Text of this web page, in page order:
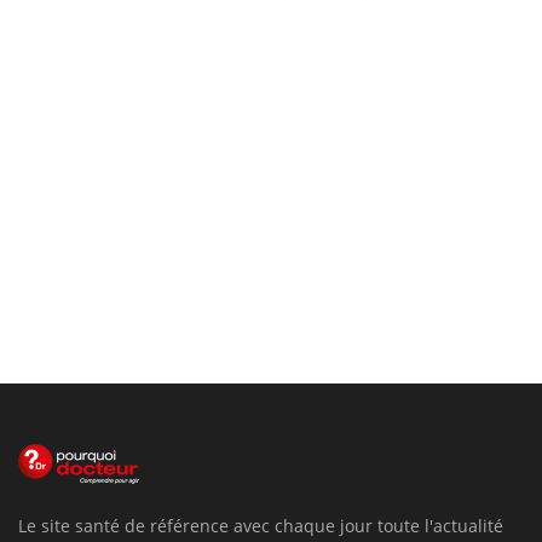
Le site santé de référence avec chaque jour toute l'actualité